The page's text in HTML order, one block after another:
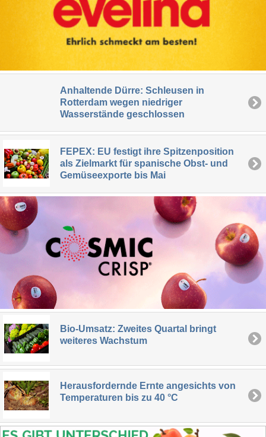
Anhaltende Dürre: Schleusen in
Rotterdam wegen niedriger
Wasserstände geschlossen
FEPEX: EU festigt ihre Spitzenposition
als Zielmarkt für spanische Obst- und
Gemüseexporte bis Mai
Bio-Umsatz: Zweites Quartal bringt
weiteres Wachstum
Herausfordernde Ernte angesichts von
Temperaturen bis zu 40 °C